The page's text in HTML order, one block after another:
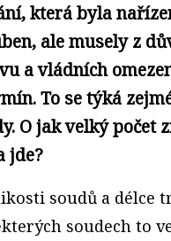
která byla
ale musely z
a vládních
To se týká
O jak velký počet
jde?
soudů a délce
soudech to